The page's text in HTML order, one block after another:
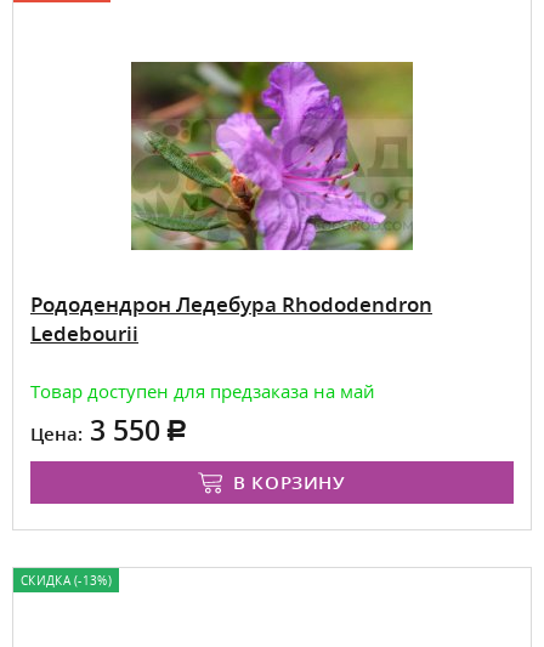
Рододендрон Ледебура Rhododendron
Ledebourii
Товар доступен для предзаказа на май
Цена: 3 550
В КОРЗИНУ
СКИДКА (-13%)